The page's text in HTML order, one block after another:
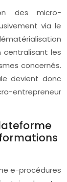
des micro-
via le
les
concernés.
devient donc
entrepreneur
e-procédures